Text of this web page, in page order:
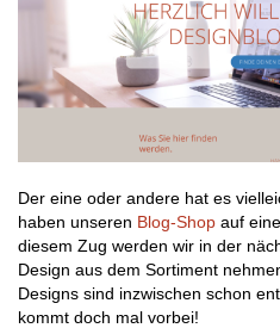
Der eine oder andere hat es
haben unseren Blog-Shop auf
diesem Zug werden wir in der
Design aus dem Sortiment
Designs sind inzwischen schon
kommt doch mal vorbei!